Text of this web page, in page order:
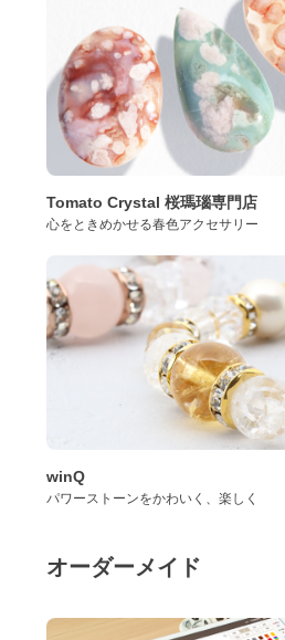
Tomato Crystal 桜瑪瑙専門店
心をときめかせる春色アクセサリー
winQ
パワーストーンをかわいく、楽しく
オーダーメイド